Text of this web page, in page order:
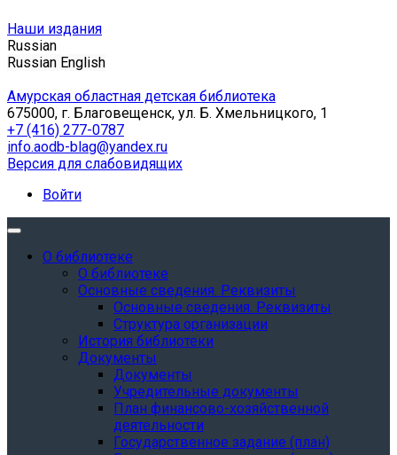
Наши издания
Russian
Russian English
Амурская областная детская библиотека
675000, г. Благовещенск, ул. Б. Хмельницкого, 1
+7 (416) 277-0787
info.aodb-blag@yandex.ru
Версия для слабовидящих
Войти
О библиотеке
О библиотеке
Основные сведения. Реквизиты
Основные сведения. Реквизиты
Структура организации
История библиотеки
Документы
Документы
Учредительные документы
План финансово-хозяйственной
деятельности
Государственное задание (план)